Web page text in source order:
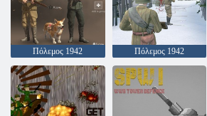
Πόλεμος 1942 Πόλεμος 1942